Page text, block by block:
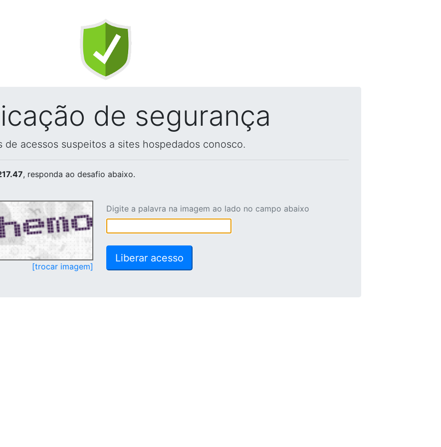
de segurança
acessos suspeitos a sites hospedados conosco.
, responda ao desafio abaixo.
[trocar imagem]
Digite a palavra na imagem ao lado no campo abaixo